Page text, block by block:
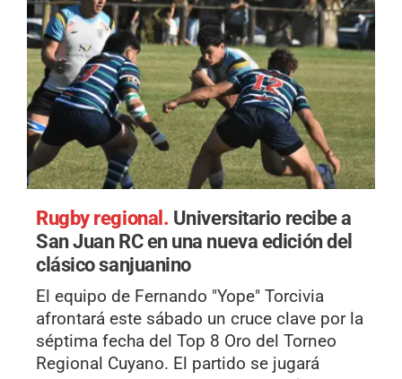
Rugby regional. Universitario recibe a
San Juan RC en una nueva edición del
clásico sanjuanino
El equipo de Fernando "Yope" Torcivia
afrontará este sábado un cruce clave por la
séptima fecha del Top 8 Oro del Torneo
Regional Cuyano. El partido se jugará